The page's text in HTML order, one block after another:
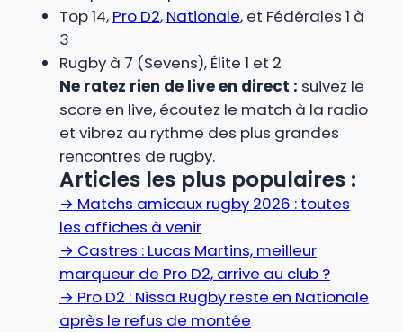
Top 14, Pro D2, Nationale, et Fédérales 1 à
3
Rugby à 7 (Sevens), Élite 1 et 2
Ne ratez rien de live en direct : suivez le
score en live, écoutez le match à la radio
et vibrez au rythme des plus grandes
rencontres de rugby.
Articles les plus populaires :
→ Matchs amicaux rugby 2026 : toutes
les affiches à venir
→ Castres : Lucas Martins, meilleur
marqueur de Pro D2, arrive au club ?
→ Pro D2 : Nissa Rugby reste en Nationale
après le refus de montée